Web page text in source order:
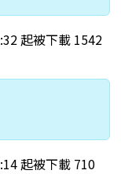
起被下載 1542
起被下載 710